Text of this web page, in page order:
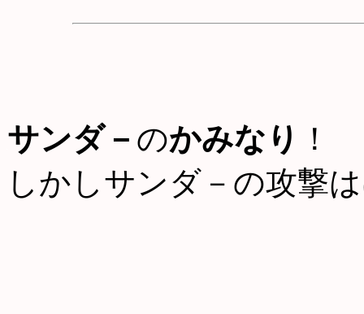
サンダ－ のかみなり
！
しかしサンダ－の攻撃